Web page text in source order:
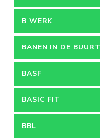
B WERK
BANEN IN DE BUURT
BASF
BASIC FIT
BBL